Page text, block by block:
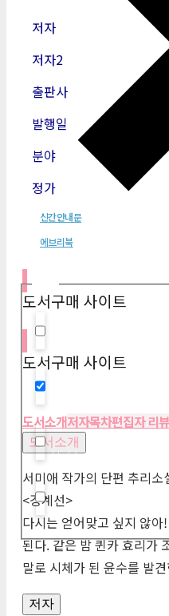
Hidden label
Hidden label
저자
저자2
출판사
발행일
분야
정가
신간안내문
에브리북
도서구매 사이트
도서구매 사이트
도서소개저자목차편집자 리뷰
도서소개
서미애 작가의 단편 추리
<경계선>
다시는 얻어맞고 싶지 않
된다. 같은 밤 퀸카 효리가
말로 시체가 된 윤수를 발
저자